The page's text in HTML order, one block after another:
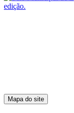
Mapa do site